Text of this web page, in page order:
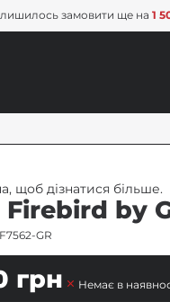
замовити ще на 1
щоб дізнатися більше.
by
F7562-GR
грн Немає в